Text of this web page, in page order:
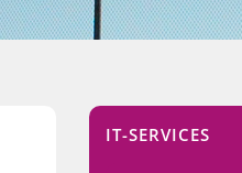
IT-SERVICES